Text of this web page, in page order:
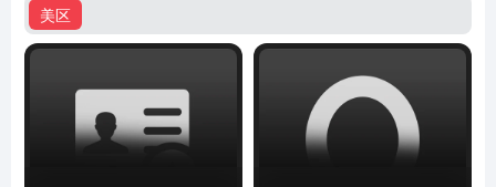
美区